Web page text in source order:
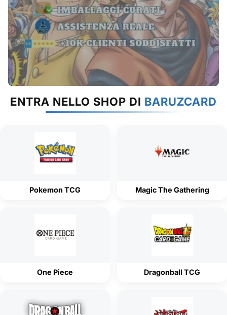
ENTRA NELLO SHOP DI BARUZCARD
Pokemon TCG Magic The Gathering
One Piece Dragonball TCG